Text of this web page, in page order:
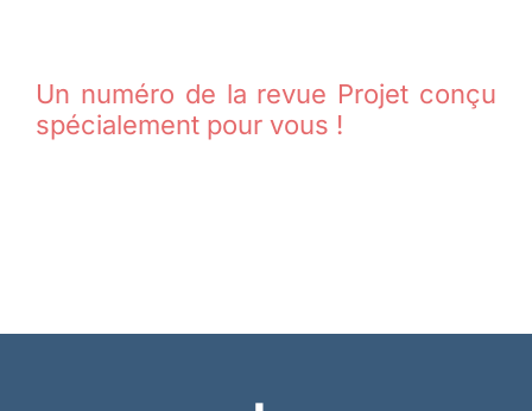
Un numéro de la revue Projet conçu
spécialement pour vous !